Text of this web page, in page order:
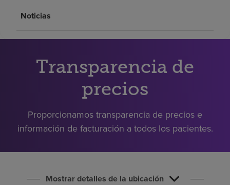
Inversores
Empleos
Pagar mi factura
Noticias
Transparencia de
precios
Proporcionamos transparencia de precios e
información de facturación a todos los pacientes.
Mostrar detalles de la ubicación